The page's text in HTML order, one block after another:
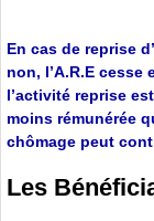
En cas de reprise
non, l’A.R.E cesse
l’activité reprise
moins rémunérée
chômage peut
Les